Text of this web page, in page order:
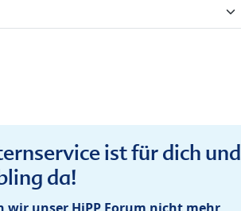
ist für dich und
da!